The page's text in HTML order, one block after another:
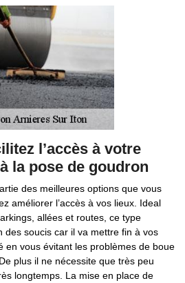
l’accès à votre
la pose de goudron
des meilleures options que vous
améliorer l’accès à vos lieux. Ideal
allées et routes, ce type
des soucis car il va mettre fin à vos
en vous évitant les problèmes de boue
plus il ne nécessite que très peu
longtemps. La mise en place de